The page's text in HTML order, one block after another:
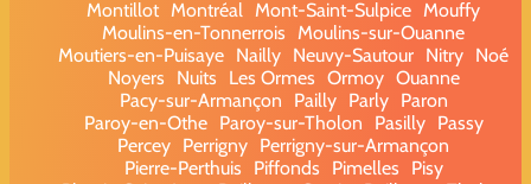
Montillot Montréal Mont-Saint-Sulpice Mouffy
Moulins-en-Tonnerrois
Moulins-sur-Ouanne
Moutiers-en-Puisaye Nailly Neuvy-Sautour Nitry Noé
Noyers
Nuits Les Ormes Ormoy Ouanne
Pacy-sur-Armançon
Pailly Parly
Paron
Paroy-en-Othe
Paroy-sur-Tholon Pasilly
Passy
Percey Perrigny Perrigny-sur-Armançon
Pierre-Perthuis
Piffonds Pimelles
Pisy